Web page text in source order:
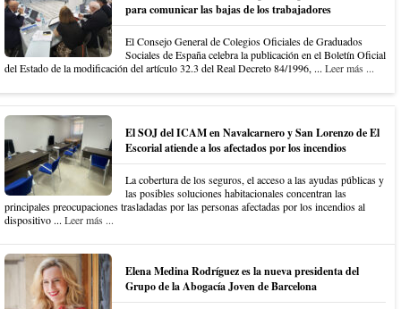
para comunicar las bajas de los trabajadores
El Consejo General de Colegios Oficiales de Graduados
Sociales de España celebra la publicación en el Boletín Oficial
del Estado de la modificación del artículo 32.3 del Real Decreto 84/1996, ... Leer más ...
El SOJ del ICAM en Navalcarnero y San Lorenzo de El
Escorial atiende a los afectados por los incendios
La cobertura de los seguros, el acceso a las ayudas públicas y
las posibles soluciones habitacionales concentran las
principales preocupaciones trasladadas por las personas afectadas por los incendios al
dispositivo ... Leer más ...
Elena Medina Rodríguez es la nueva presidenta del
Grupo de la Abogacía Joven de Barcelona